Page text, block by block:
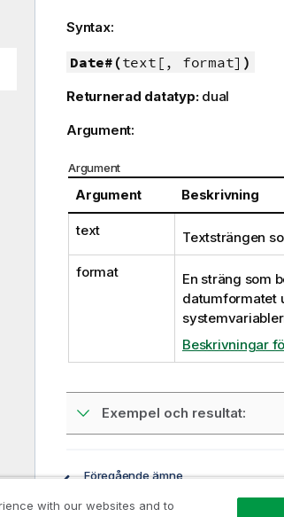
Syntax:
Date#(text[, format] )
Returnerad datatyp: dual
Argument:
Argument
Argument Beskrivning
text Textsträngen
format
En sträng som
datumformatet
Beskrivningar
Exempel och resultat:
Föregående ämne
with our websites and to